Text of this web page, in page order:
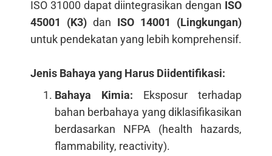
ISO 31000 dapat diintegrasikan dengan ISO
45001 (K3) dan ISO 14001 (Lingkungan)
untuk pendekatan yang lebih komprehensif.
Jenis Bahaya yang Harus Diidentifikasi:
Bahaya Kimia: Eksposur terhadap
bahan berbahaya yang diklasifikasikan
berdasarkan NFPA (health hazards,
flammability, reactivity).